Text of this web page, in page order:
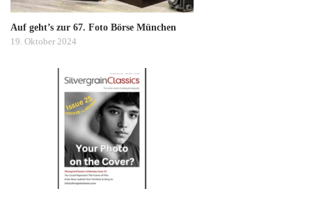
Auf geht’s zur 67. Foto Börse München
19. Oktober 2024